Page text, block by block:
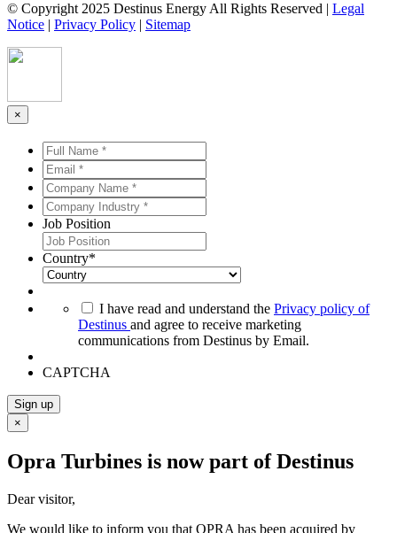
© Copyright 2025 Destinus Energy All Rights Reserved | Legal
Notice | Privacy Policy | Sitemap
×
Full
Name
**
Email
**
Company
Name
**
Company
Industry
**
Job Position
Country*
I have read and understand the Privacy policy of
Destinus and agree to receive marketing
communications from Destinus by Email.
CAPTCHA
Sign up
×
Opra Turbines is now part of Destinus
Dear visitor,
We would like to inform you that OPRA has been acquired by